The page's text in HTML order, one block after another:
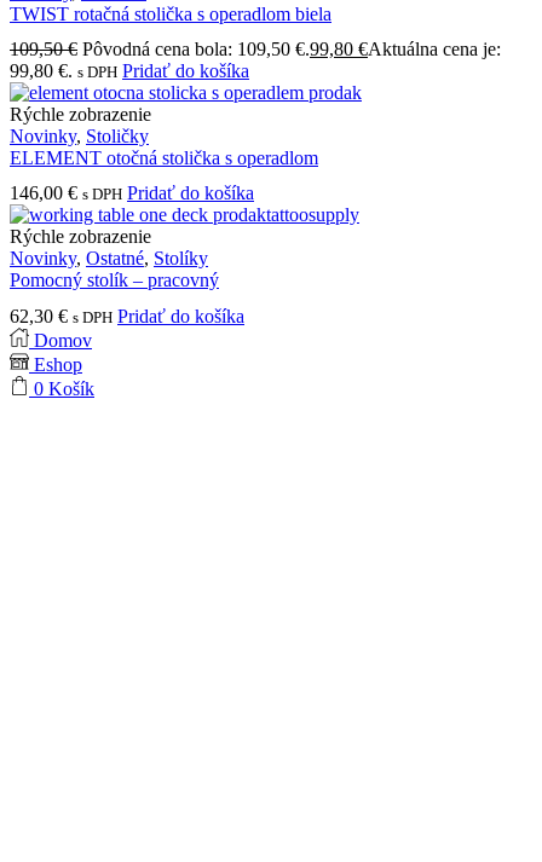
TWIST rotačná stolička s operadlom biela
109,50€ Pôvodná cena bola: 109,50 €.99,80 €Aktuálna cena je:
99,80 €. s DPH Pridať do košíka
Rýchle zobrazenie
Novinky, Stoličky
ELEMENT otočná stolička s operadlom
146,00 € s DPH Pridať do košíka
Rýchle zobrazenie
Novinky, Ostatné, Stolíky
Pomocný stolík – pracovný
62,30 € s DPH Pridať do košíka
Domov
Eshop
0 Košík